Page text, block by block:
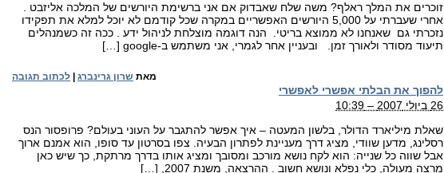
זוכרים את המלך ראלף? משה שלח שאבדוק אם אני ברשימת היורשים של המלכה אליזבט .
אחרי שעברתי על 5,000 היורשים האפשריים במקרה שכל קודמם לא יוכל למלא את תפקידו
נזכרתי גם שאנחנו לא ממוצא בריטי. הנה דוגמה מוצלחת לניהול ידע . ככה זה כשמנהלים
תיעוד מסודר ולאורך זמן. ובעניין אחר לגמרי, אני משתמש ב-google […]
מאת שרון גרינברג לכתוב תגובה
להפוך את הבלתי אפשרי לאפשרי
26 ביולי 2007 – 10:39
שאלת מיליארד הדולר, בלשון המעטה – איך אפשר להתגבר על העוני בעולם? פרופסור הנס
רסלינג, מדען שוודי, מציג דרך מעניינת לפתרון הבעיה. צפו בסרטון עד סופו, הוא אמנם ארוך
אבל שווה כל שנייה: הוא לקח נושא מורכב ומסובך ומציג אותו בדרך מרתקת, כך שיש כאן
מרצה מעולה, כלי נפלא ונושא חשוב . ההרצאה, משנת 2007, […]